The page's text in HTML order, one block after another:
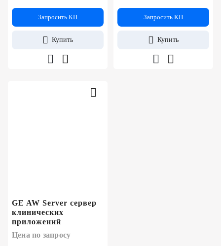
Запросить КП
Купить
Запросить КП
Купить
GE AW Server сервер
клинических
приложений
Цена по запросу